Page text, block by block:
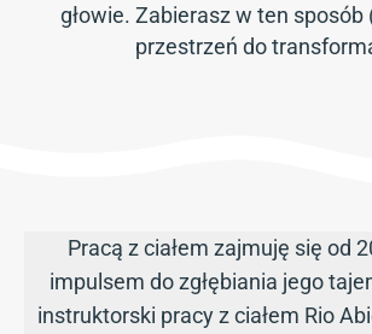
głowie. Zabierasz w ten sposób
przestrzeń do
Pracą z ciałem zajmuję się od
impulsem do zgłębiania jego
instruktorski pracy z ciałem Rio